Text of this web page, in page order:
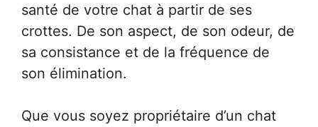
santé de votre chat à partir de ses
crottes. De son aspect, de son odeur, de
sa consistance et de la fréquence de
son élimination.
Que vous soyez propriétaire d’un chat